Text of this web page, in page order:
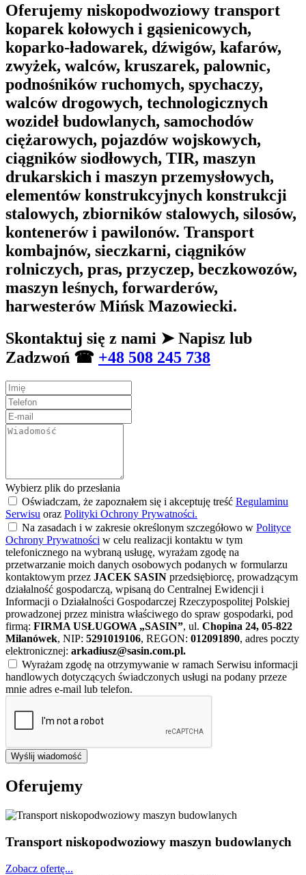
Oferujemy niskopodwoziowy transport
koparek kołowych i gąsienicowych,
koparko-ładowarek, dźwigów, kafarów,
zwyżek, walców, kruszarek, palownic,
podnośników ruchomych, spychaczy,
walców drogowych, technologicznych
wozideł budowlanych, samochodów
ciężarowych, pojazdów wojskowych,
ciągników siodłowych, TIR, maszyn
drukarskich i maszyn przemysłowych,
elementów konstrukcyjnych konstrukcji
stalowych, zbiorników stalowych, silosów,
kontenerów i pawilonów. Transport
kombajnów, sieczkarni, ciągników
rolniczych, pras, przyczep, beczkowozów,
maszyn leśnych, forwarderów,
harwesterów Mińsk Mazowiecki.
Skontaktuj się z nami ➤ Napisz lub
Zadzwoń ☎ +48 508 245 738
Wybierz plik do przesłania
Oświadczam, że zapoznałem się i akceptuję treść Regulaminu
Serwisu oraz Polityki Ochrony Prywatności.
Na zasadach i w zakresie określonym szczegółowo w Polityce
Ochrony Prywatności w celu realizacji kontaktu w tym
telefonicznego na wybraną usługę, wyrażam zgodę na
przetwarzanie moich danych osobowych podanych w formularzu
kontaktowym przez JACEK SASIN przedsiębiorcę, prowadzącym
działalność gospodarczą, wpisaną do Centralnej Ewidencji i
Informacji o Działalności Gospodarczej Rzeczypospolitej Polskiej
prowadzonej przez ministra właściwego do spraw gospodarki, pod
firmą: FIRMA USŁUGOWA „SASIN”, ul. Chopina 24, 05-822
Milanówek, NIP: 5291019106, REGON: 012091890, adres poczty
elektronicznej: arkadiusz@sasin.com.pl.
Wyrażam zgodę na otrzymywanie w ramach Serwisu informacji
handlowych dotyczących świadczonych usługi na podany przeze
mnie adres e-mail lub telefon.
Wyślij wiadomość
Oferujemy
Transport niskopodwoziowy maszyn budowlanych
Zobacz ofertę...